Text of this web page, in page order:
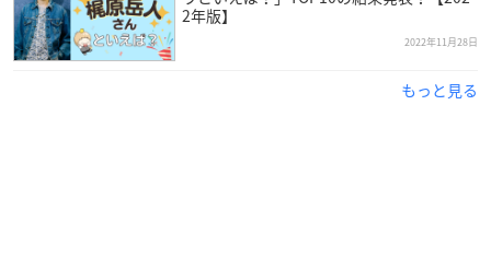
2年版】
2022年11月28日
もっと見る